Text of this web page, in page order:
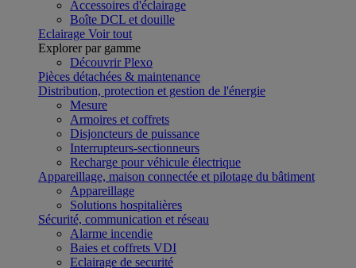
Accessoires d'éclairage
Boîte DCL et douille
Eclairage Voir tout
Explorer par gamme
Découvrir Plexo
Pièces détachées & maintenance
Distribution, protection et gestion de l'énergie
Mesure
Armoires et coffrets
Disjoncteurs de puissance
Interrupteurs-sectionneurs
Recharge pour véhicule électrique
Appareillage, maison connectée et pilotage du bâtiment
Appareillage
Solutions hospitalières
Sécurité, communication et réseau
Alarme incendie
Baies et coffrets VDI
Eclairage de securité